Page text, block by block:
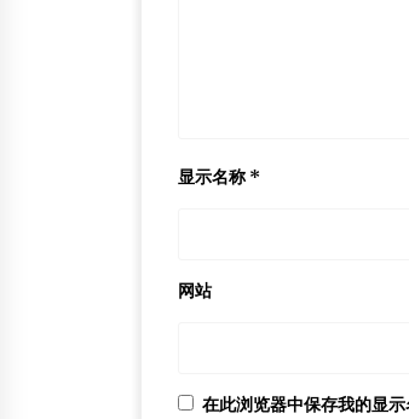
显示名称 *
网站
在此浏览器中保存我的显